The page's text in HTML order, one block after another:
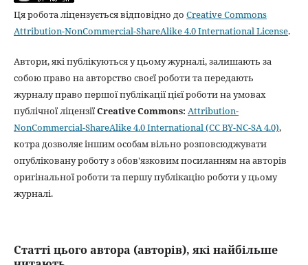
Ця робота ліцензується відповідно до Creative Commons
Attribution-NonCommercial-ShareAlike 4.0 International License.
Автори, які публікуються у цьому журналі, залишають за
собою право на авторство своєї роботи та передають
журналу право першої публікації цієї роботи на умовах
публічної ліцензіїCreative Commons: Attribution-
NonCommercial-ShareAlike 4.0 International (CC BY-NC-SA 4.0),
котра дозволяє іншим особам вільно розповсюджувати
опубліковану роботу з обов'язковим посиланням на авторів
оригінальної роботи та першу публікацію роботи у цьому
журналі.
Статті цього автора (авторів), які найбільше